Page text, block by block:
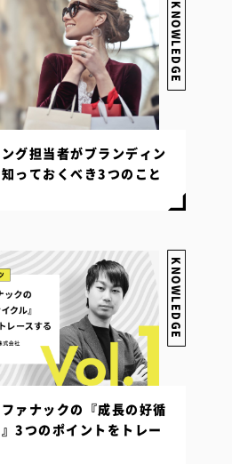
KNOWLEDGE
ァナックの『成長の好循
3つのポイントをトレー
KNOWLEDGE
グ担当者がブランディン
っておくべき3つのこと